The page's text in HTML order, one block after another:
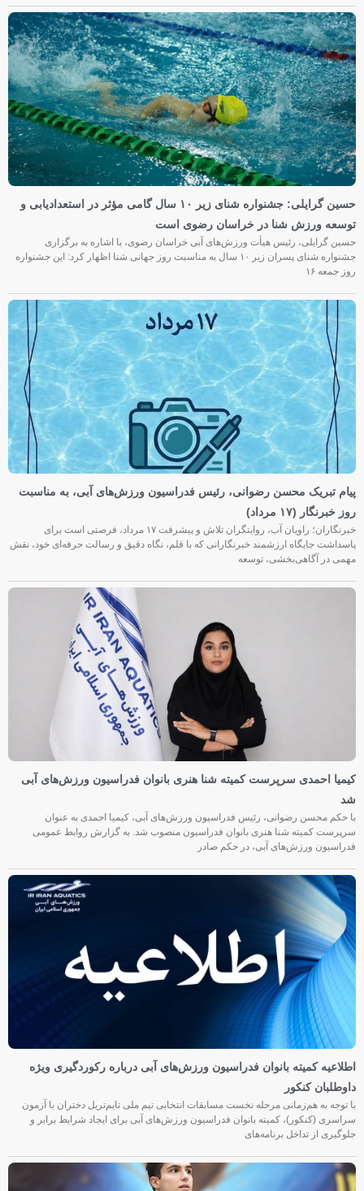
حسین گرایلی: جشنواره شنای زیر ۱۰ سال گامی مؤثر در استعدادیابی و
توسعه ورزش شنا در خراسان رضوی است
حسین گرایلی، رئیس هیأت ورزش‌های آبی خراسان رضوی، با اشاره به برگزاری
جشنواره شنای پسران زیر ۱۰ سال به مناسبت روز جهانی شنا اظهار کرد: این جشنواره
روز جمعه‌ ۱۶
پیام تبریک محسن رضوانی، رئیس فدراسیون ورزش‌های آبی، به مناسبت
روز خبرنگار (۱۷ مرداد)
خبرنگاران؛ راویان آب، روایتگران تلاش و پیشرفت ۱۷ مرداد، فرصتی است برای
پاسداشت جایگاه ارزشمند خبرنگارانی که با قلم، نگاه دقیق و رسالت حرفه‌ای خود، نقش
مهمی در آگاهی‌بخشی، توسعه
کیمیا احمدی سرپرست کمیته شنا هنری بانوان فدراسیون ورزش‌های آبی
شد
با حکم محسن رضوانی، رئیس فدراسیون ورزش‌های آبی، کیمیا احمدی به عنوان
سرپرست کمیته شنا هنری بانوان فدراسیون منصوب شد. به گزارش روابط عمومی
فدراسیون ورزش‌های آبی، در حکم صادر
اطلاعیه کمیته بانوان فدراسیون ورزش‌های آبی درباره رکوردگیری ویژه
داوطلبان کنکور
با توجه به هم‌زمانی مرحله نخست مسابقات انتخابی تیم ملی تایم‌تریل دختران با آزمون
سراسری (کنکور)، کمیته بانوان فدراسیون ورزش‌های آبی برای ایجاد شرایط برابر و
جلوگیری از تداخل برنامه‌های